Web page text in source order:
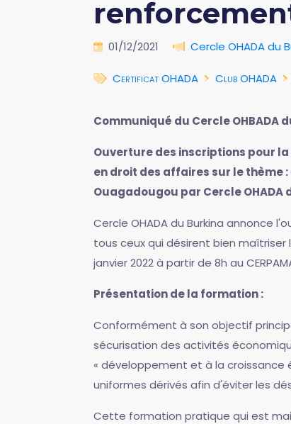
01/12/2021 Cercle OHADA du
Certificat OHADA Club OHADA
Communiqué du Cercle OHBADA
Ouverture des inscriptions pour
en droit des affaires sur le thème :
Ouagadougou par Cercle OHADA
Cercle OHADA du Burkina annonce
tous ceux qui désirent bien maîtriser
janvier 2022 à partir de 8h au
Présentation de la formation :
Conformément à son objectif
sécurisation des activités
« développement et à la croissance
uniformes dérivés afin d'éviter les
Cette formation pratique qui est